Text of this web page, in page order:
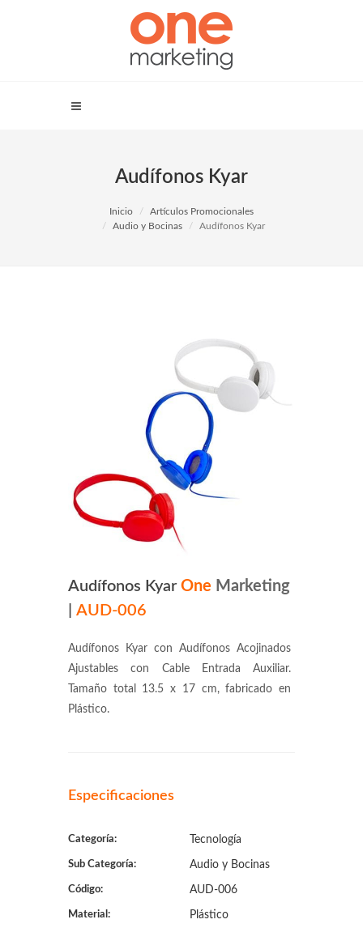
Audífonos Kyar
Inicio
Artículos Promocionales
Audio y Bocinas
Audífonos Kyar
Audífonos Kyar One Marketing
AUD-006
Audífonos Kyar con Audífonos Acojinados
Ajustables con Cable Entrada Auxiliar.
Tamaño total 13.5 x 17 cm, fabricado en
Plástico.
Especificaciones
Categoría: Tecnología
Sub Categoría: Audio y Bocinas
Código: AUD-006
Material: Plástico